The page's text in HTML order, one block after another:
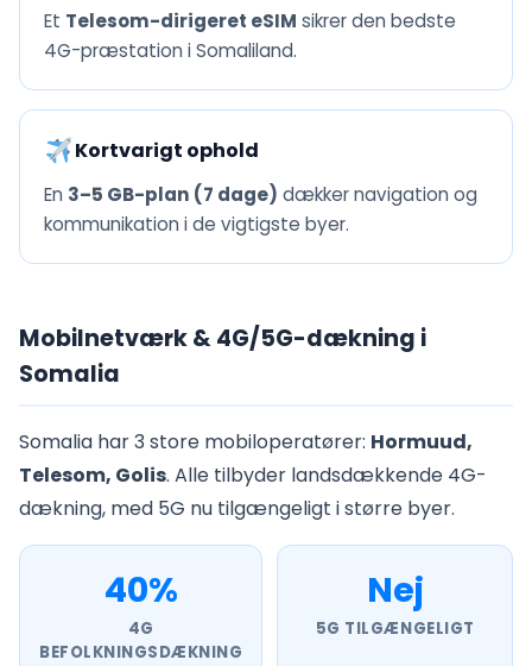
Et Telesom-dirigeret eSIM sikrer den bedste
4G-præstation i Somaliland.
Kortvarigt ophold
En 3–5 GB-plan (7 dage) dækker navigation og
kommunikation i de vigtigste byer.
Mobilnetværk & 4G/5G-dækning i
Somalia
Somalia har 3 store mobiloperatører: Hormuud,
Telesom, Golis. Alle tilbyder landsdækkende 4G-
dækning, med 5G nu tilgængeligt i større byer.
40%
4G
BEFOLKNINGSDÆKNING
Nej
5G TILGÆNGELIGT